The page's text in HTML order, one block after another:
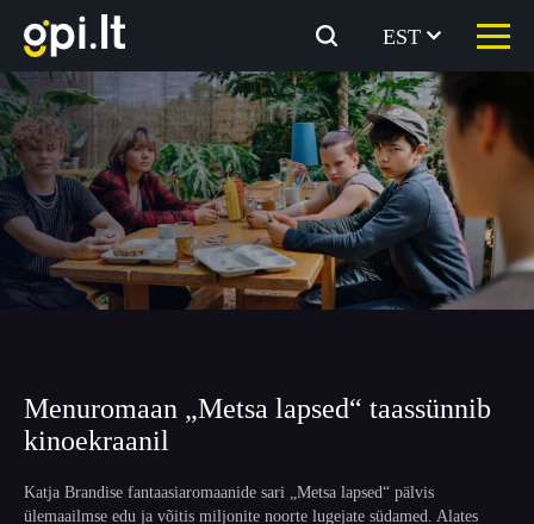
content
EST
Menuromaan „Metsa lapsed“ taassünnib
kinoekraanil
Katja Brandise fantaasiaromaanide sari „Metsa lapsed“ pälvis
ülemaailmse edu ja võitis miljonite noorte lugejate südamed. Alates